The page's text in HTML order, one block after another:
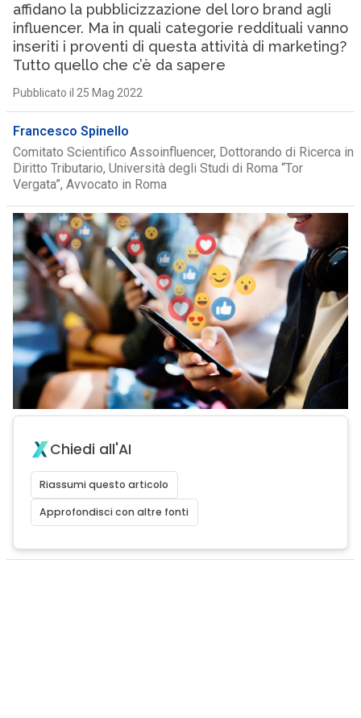
affidano la pubblicizzazione del loro brand agli
influencer. Ma in quali categorie reddituali vanno
inseriti i proventi di questa attività di marketing?
Tutto quello che c’è da sapere
Pubblicato il 25 Mag 2022
Francesco Spinello
Comitato Scientifico Assoinfluencer, Dottorando di Ricerca in
Diritto Tributario, Università degli Studi di Roma “Tor
Vergata”, Avvocato in Roma
Chiedi all'AI
Riassumi questo articolo
Approfondisci con altre fonti